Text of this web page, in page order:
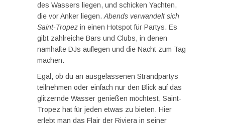
des Wassers liegen, und schicken Yachten,
die vor Anker liegen. Abends verwandelt sich
Saint-Tropez in einen Hotspot für Partys. Es
gibt zahlreiche Bars und Clubs, in denen
namhafte DJs auflegen und die Nacht zum Tag
machen.
Egal, ob du an ausgelassenen Strandpartys
teilnehmen oder einfach nur den Blick auf das
glitzernde Wasser genießen möchtest, Saint-
Tropez hat für jeden etwas zu bieten. Hier
erlebt man das Flair der Riviera in seiner